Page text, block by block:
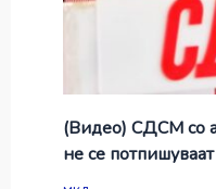
(Видео) СДСМ со
не се